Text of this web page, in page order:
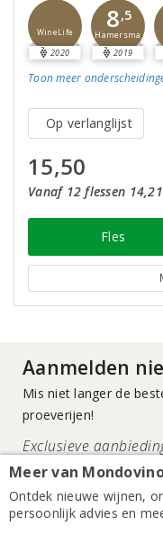
WineLife
2020
8,5
Hamersma
2019
Toon meer
Op verlanglijst
15,50
Vanaf 12 flessen
Fles
Aanmelden
Mis niet langer de
proeverijen!
Exclusieve
Nieuwe wijnen
Meer van
Ontdek nieuwe wijnen,
persoonlijk advies en